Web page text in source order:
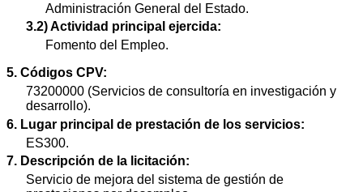
Administración General del Estado.
3.2) Actividad principal ejercida:
Fomento del Empleo.
5. Códigos CPV:
73200000 (Servicios de consultoría en investigación y
desarrollo).
6. Lugar principal de prestación de los servicios:
ES300.
7. Descripción de la licitación:
Servicio de mejora del sistema de gestión de